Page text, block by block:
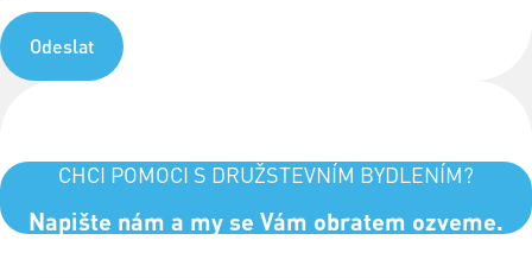
Odeslat
CHCI POMOCI S DRUŽSTEVNÍM BYDLENÍM?
Napište nám a my se Vám obratem ozveme.